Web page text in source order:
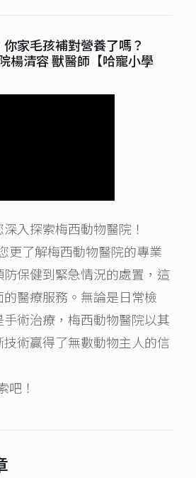
家毛孩補對營養了嗎？
楊清容 獸醫師【哈寵小學
入探索梅西動物醫院！
更了解梅西動物醫院的專業
保健到緊急情況的處置，這
醫療服務。無論是日常檢
術治療，梅西動物醫院以其
術贏得了無數動物主人的信
吧！